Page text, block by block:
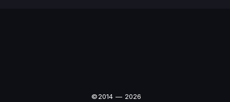
©2014 — 2026